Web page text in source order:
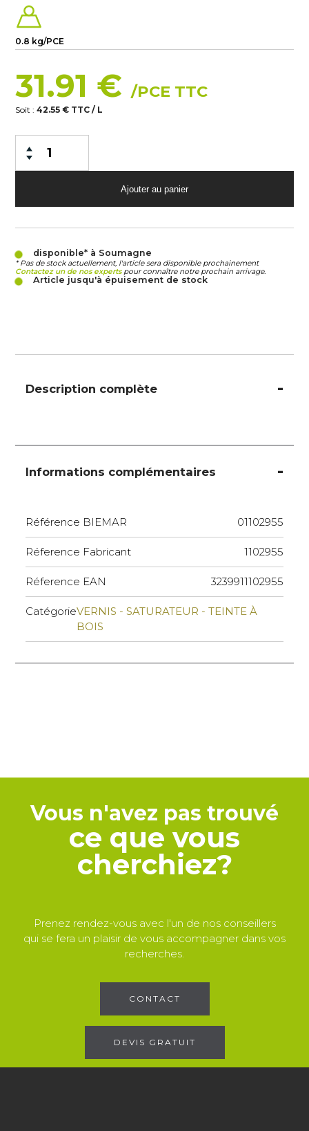
0.8 kg/PCE
31.91 €/PCE TTC
Soit :42.55 € TTC / L
disponible* à Soumagne
* Pas de stock actuellement, l'article sera disponible prochainement
Contactez un de nos expertspour connaître notre prochain arrivage.
Article jusqu'à épuisement de stock
Description complète
Informations complémentaires
Référence BIEMAR 01102955
Réference Fabricant 1102955
Réference EAN 3239911102955
CatégorieVERNIS - SATURATEUR - TEINTE À
BOIS
Vous n'avez pas trouvé
ce que vous
cherchiez?
Prenez rendez-vous avec l'un de nos conseillers
qui se fera un plaisir de vous accompagner dans vos
recherches.
CONTACT
DEVIS GRATUIT